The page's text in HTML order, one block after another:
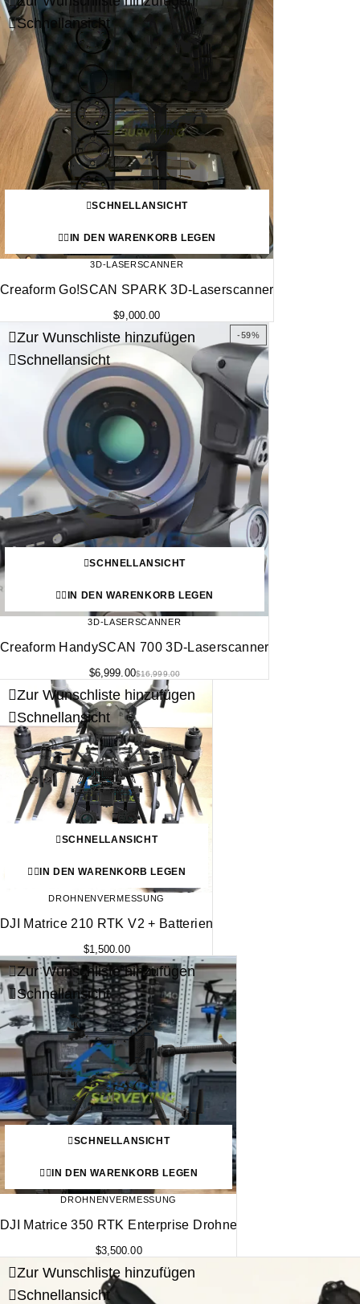
Schnellansicht
SCHNELLANSICHT
IN DEN WARENKORB LEGEN
3D-LASERSCANNER
Creaform Go!SCAN SPARK 3D-Laserscanner
$9,000.00
-59%
Zur Wunschliste hinzufügen
Schnellansicht
SCHNELLANSICHT
IN DEN WARENKORB LEGEN
3D-LASERSCANNER
Creaform HandySCAN 700 3D-Laserscanner
$16,999.00
$6,999.00
Zur Wunschliste hinzufügen
Schnellansicht
SCHNELLANSICHT
IN DEN WARENKORB LEGEN
DROHNENVERMESSUNG
DJI Matrice 210 RTK V2 + Batterien
$1,500.00
Zur Wunschliste hinzufügen
Schnellansicht
SCHNELLANSICHT
IN DEN WARENKORB LEGEN
DROHNENVERMESSUNG
DJI Matrice 350 RTK Enterprise Drohne
$3,500.00
Zur Wunschliste hinzufügen
Schnellansicht